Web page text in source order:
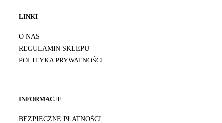
LINKI
O NAS
REGULAMIN SKLEPU
POLITYKA PRYWATNOŚCI
INFORMACJE
BEZPIECZNE PŁATNOŚCI